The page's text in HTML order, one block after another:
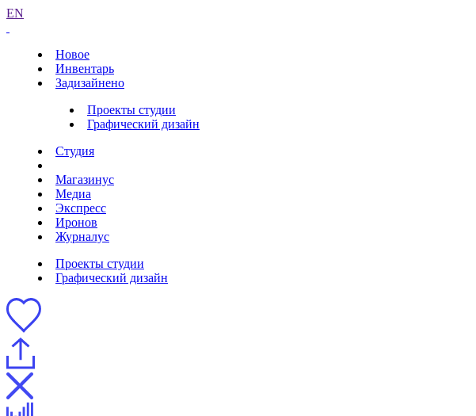
EN
Новое
Инвентарь
Задизайнено
Проекты студии
Графический дизайн
Студия
Магазинус
Медиа
Экспресс
Иронов
Журналус
Проекты студии
Графический дизайн